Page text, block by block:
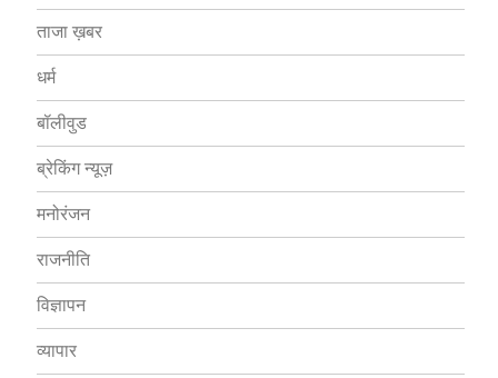
ताजा ख़बर
धर्म
बॉलीवुड
ब्रेकिंग न्यूज़
मनोरंजन
राजनीति
विज्ञापन
व्यापार